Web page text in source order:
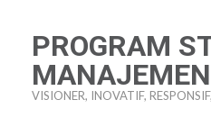
PROGRAM
MANAJEMEN
VISIONER, INOVATIF,